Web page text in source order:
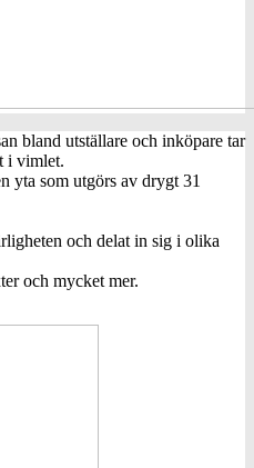
bland utställare och inköpare tar
i vimlet.
yta som utgörs av drygt 31
och delat in sig i olika
och mycket mer.